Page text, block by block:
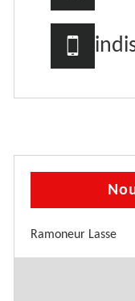
Ramoneur Lasse